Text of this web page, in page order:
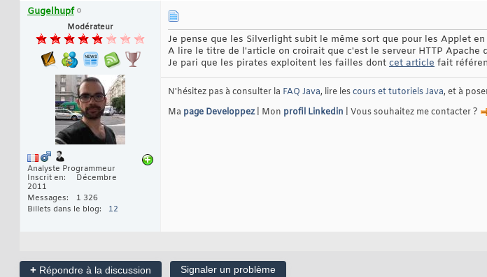
Gugelhupf
Modérateur
Analyste Programmeur
Inscrit en
Décembre
2011
Messages
1 326
Billets dans le blog
12
Je pense que les Silverlight subit le même sort que pour les Applet en
A lire le titre de l'article on croirait que c'est le serveur HTTP
Je pari que les pirates exploitent les failles dont cet article fait
N'hésitez pas à consulter la FAQ Java, lire lescours et tutoriels Java, et à
Ma page Developpez| Mon profil Linkedin | Vous souhaitez me contacter ?
+ Répondre à la discussion
Signaler un problème